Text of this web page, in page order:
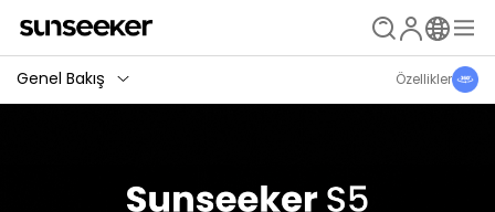
Genel Bakış Özellikler